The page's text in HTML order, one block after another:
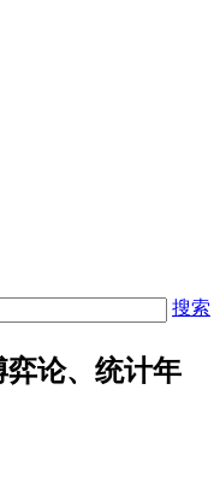
搜索
论、统计年